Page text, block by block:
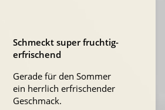
Schmeckt super fruchtig-
erfrischend
Gerade für den Sommer
ein herrlich erfrischender
Geschmack.